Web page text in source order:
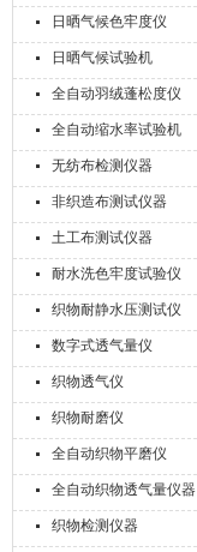
日晒气候色牢度仪
日晒气候试验机
全自动羽绒蓬松度仪
全自动缩水率试验机
无纺布检测仪器
非织造布测试仪器
土工布测试仪器
耐水洗色牢度试验仪
织物耐静水压测试仪
数字式透气量仪
织物透气仪
织物耐磨仪
全自动织物平磨仪
全自动织物透气量仪器
织物检测仪器